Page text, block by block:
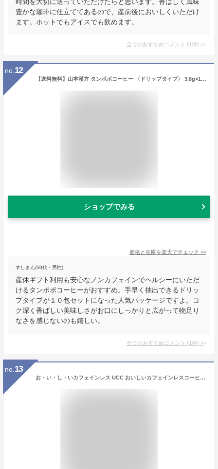
豊かな珈琲に仕立ててあるので、産前後においしくいただけ
ます。ホットでもアイスでも飲めます。
全てのおすすめコメント (1件) >
no. 12
【送料無料】山本漢方 タンポポコーヒー 〈ドリップタイプ〉 3.8g×10包
ショップでみる
価格と在庫を楽天でチェック >>
すしまん(50代・男性)
産休ギフト利用も安心なノンカフェインでヘルシーにいただ
けるタンポポコーヒーがおすすめ。手早く抽出できるドリッ
プタイプが１０包セットになった人気パッケージですよ。コ
ク深く香ばしい美味しさがお口にしっかりと広がって物足り
なさを感じないのも嬉しい。
全てのおすすめコメント (1件) >
no. 13
お・い・し・いカフェインレス UCC おいしいカフェインレスコーヒー ドリップコーヒー (8P) ×6袋 ノンカフェイン